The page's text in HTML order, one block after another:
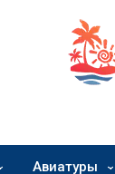
Авиатуры